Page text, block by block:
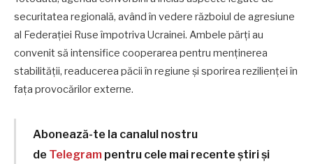
securitatea regională, având în vedere războiul de agresiune
al Federației Ruse împotriva Ucrainei. Ambele părți au
convenit să intensifice cooperarea pentru menținerea
stabilității, readucerea păcii în regiune și sporirea rezilienței în
fața provocărilor externe.
Abonează-te la canalul nostru
de Telegram pentru cele mai recente știri și